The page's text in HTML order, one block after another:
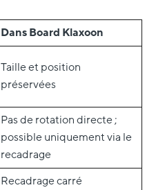
Dans Board Klaxoon
Taille et position
préservées
Pas de rotation directe ;
possible uniquement via le
recadrage
Recadrage carré